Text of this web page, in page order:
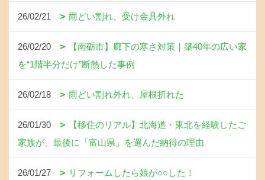
26/02/21 雨どい割れ、受け金具外れ
26/02/20
【南砺市】廊下の寒さ対策｜築40年の広い家
を“1階半分だけ”断熱した事例
26/02/18 雨どい割れ外れ、屋根折れた
26/01/30
【移住のリアル】北海道・東北を経験したご
家族が、最後に「富山県」を選んだ納得の理由
26/01/27 リフォームしたら娘が○○した！